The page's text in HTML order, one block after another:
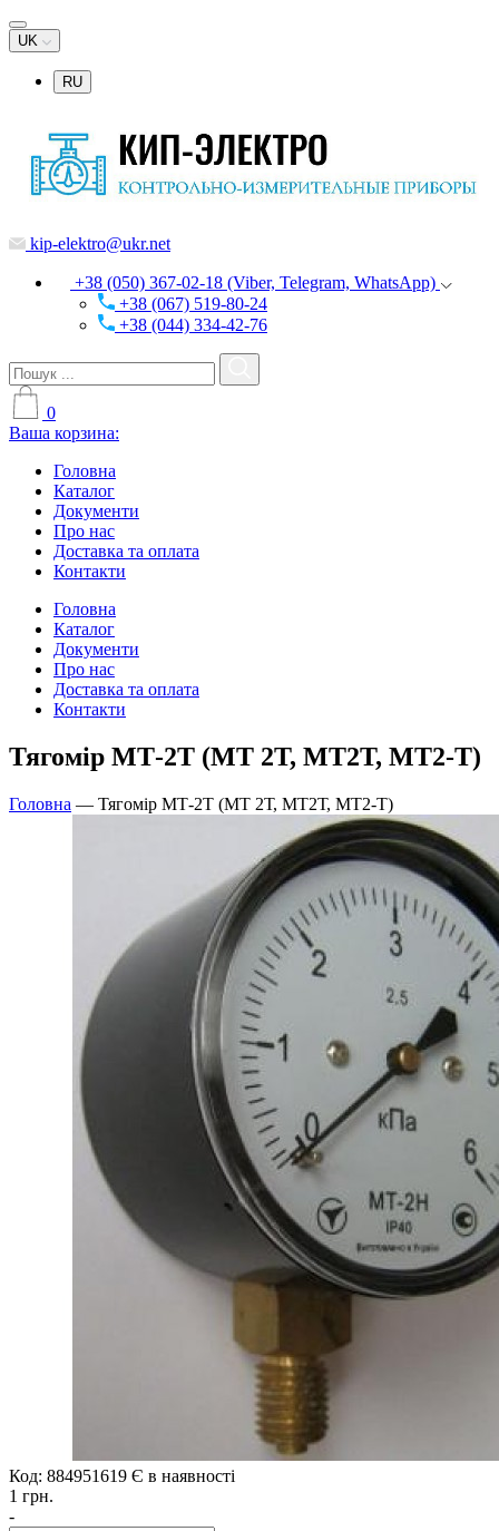
UK
RU
kip-elektro@ukr.net
+38 (050) 367-02-18 (Viber, Telegram, WhatsApp)
+38 (067) 519-80-24
+38 (044) 334-42-76
0
Ваша корзина:
Головна
Каталог
Документи
Про нас
Доставка та оплата
Контакти
Головна
Каталог
Документи
Про нас
Доставка та оплата
Контакти
Тягомір МТ-2Т (МТ 2Т, МТ2Т, МТ2-Т)
Головна — Тягомір МТ-2Т (МТ 2Т, МТ2Т, МТ2-Т)
Код: 884951619 Є в наявності
1 грн.
-